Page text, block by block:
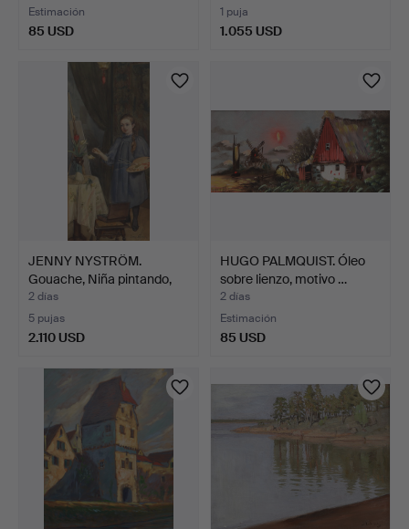
Estimación
85 USD
1 puja
1.055 USD
JENNY NYSTRÖM.
Gouache, Niña pintando,
fir…
2 días
5 pujas
2.110 USD
HUGO PALMQUIST. Óleo
sobre lienzo, motivo …
2 días
Estimación
85 USD